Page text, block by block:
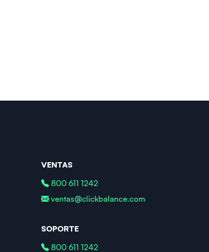
VENTAS
800 611 1242
ventas@clickbalance.com
SOPORTE
800 611 1242